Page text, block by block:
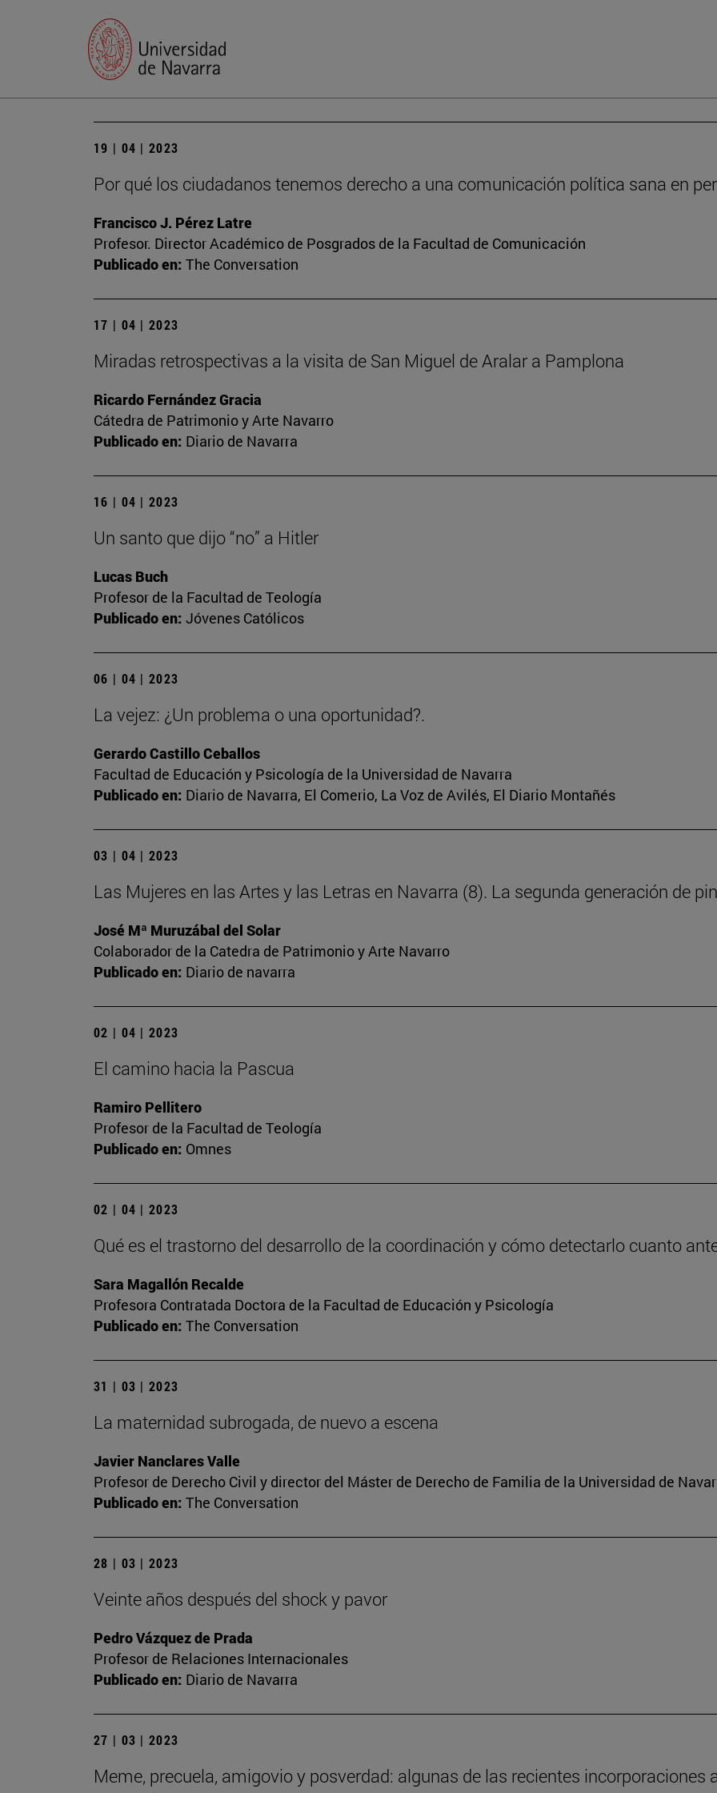
19 | 04 | 2023
Por qué los ciudadanos tenemos derecho a una comunicación política sana en
Francisco J. Pérez Latre
Profesor. Director Académico de Posgrados de la Facultad de Comunicación
Publicado en: The Conversation
17 | 04 | 2023
Miradas retrospectivas a la visita de San Miguel de Aralar a Pamplona
Ricardo Fernández Gracia
Cátedra de Patrimonio y Arte Navarro
Publicado en: Diario de Navarra
16 | 04 | 2023
Un santo que dijo “no” a Hitler
Lucas Buch
Profesor de la Facultad de Teología
Publicado en: Jóvenes Católicos
06 | 04 | 2023
La vejez: ¿Un problema o una oportunidad?.
Gerardo Castillo Ceballos
Facultad de Educación y Psicología de la Universidad de Navarra
Publicado en: Diario de Navarra, El Comerio, La Voz de Avilés, El Diario Montañés
03 | 04 | 2023
Las Mujeres en las Artes y las Letras en Navarra (8). La segunda generación de
José Mª Muruzábal del Solar
Colaborador de la Catedra de Patrimonio y Arte Navarro
Publicado en: Diario de navarra
02 | 04 | 2023
El camino hacia la Pascua
Ramiro Pellitero
Profesor de la Facultad de Teología
Publicado en: Omnes
02 | 04 | 2023
Qué es el trastorno del desarrollo de la coordinación y cómo detectarlo cuanto
Sara Magallón Recalde
Profesora Contratada Doctora de la Facultad de Educación y Psicología
Publicado en: The Conversation
31 | 03 | 2023
La maternidad subrogada, de nuevo a escena
Javier Nanclares Valle
Profesor de Derecho Civil y director del Máster de Derecho de Familia de la Universidad de
Publicado en: The Conversation
28 | 03 | 2023
Veinte años después del shock y pavor
Pedro Vázquez de Prada
Profesor de Relaciones Internacionales
Publicado en: Diario de Navarra
27 | 03 | 2023
Meme, precuela, amigovio y posverdad: algunas de las recientes incorporaciones